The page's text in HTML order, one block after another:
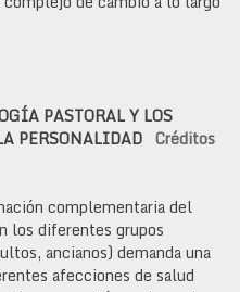
PASTORAL Y LOS
PERSONALIDAD Créditos
complementaria del
los diferentes grupos
ancianos) demanda una
afecciones de salud